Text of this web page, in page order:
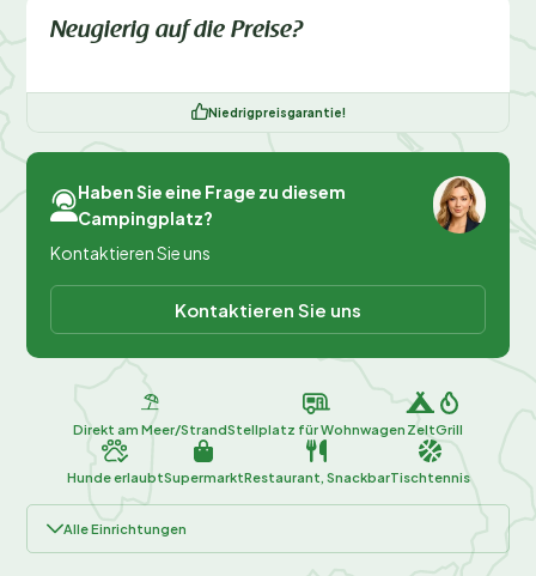
Neugierig auf die Preise?
Niedrigpreisgarantie!
Haben Sie eine Frage zu diesem
Campingplatz?
Kontaktieren Sie uns
Kontaktieren Sie uns
Direkt am Meer/StrandStellplatz für Wohnwagen ZeltGrill
Hunde erlaubtSupermarktRestaurant, SnackbarTischtennis
Alle Einrichtungen